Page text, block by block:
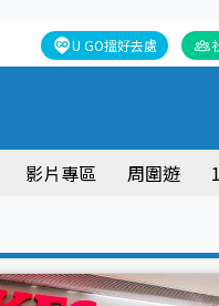
U GO搵好去處
影片專區 周圍遊